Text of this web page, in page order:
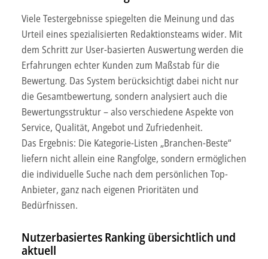
Viele Testergebnisse spiegelten die Meinung und das
Urteil eines spezialisierten Redaktionsteams wider. Mit
dem Schritt zur User-basierten Auswertung werden die
Erfahrungen echter Kunden zum Maßstab für die
Bewertung. Das System berücksichtigt dabei nicht nur
die Gesamtbewertung, sondern analysiert auch die
Bewertungsstruktur – also verschiedene Aspekte von
Service, Qualität, Angebot und Zufriedenheit.
Das Ergebnis: Die Kategorie-Listen „Branchen-Beste“
liefern nicht allein eine Rangfolge, sondern ermöglichen
die individuelle Suche nach dem persönlichen Top-
Anbieter, ganz nach eigenen Prioritäten und
Bedürfnissen.
Nutzerbasiertes Ranking übersichtlich und
aktuell